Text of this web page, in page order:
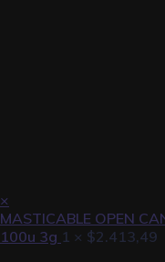
×
MASTICABLE OPEN
100u 3g 1 × $2.413,49